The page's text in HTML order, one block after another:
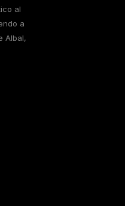
al
a
Albal,